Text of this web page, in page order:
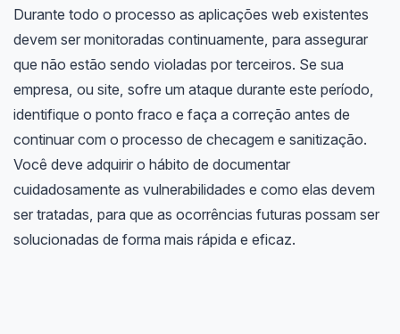
Durante todo o processo as aplicações web existentes
devem ser monitoradas continuamente, para assegurar
que não estão sendo violadas por terceiros. Se sua
empresa, ou site, sofre um ataque durante este período,
identifique o ponto fraco e faça a correção antes de
continuar com o processo de checagem e sanitização.
Você deve adquirir o hábito de documentar
cuidadosamente as vulnerabilidades e como elas devem
ser tratadas, para que as ocorrências futuras possam ser
solucionadas de forma mais rápida e eficaz.